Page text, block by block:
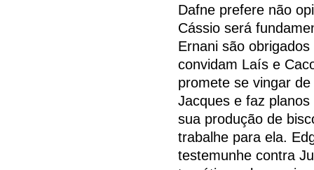
Dafne prefere não
Cássio será
Ernani são
convidam Laís e
promete se vingar
Jacques e faz
sua produção de
trabalhe para ela.
testemunhe contra